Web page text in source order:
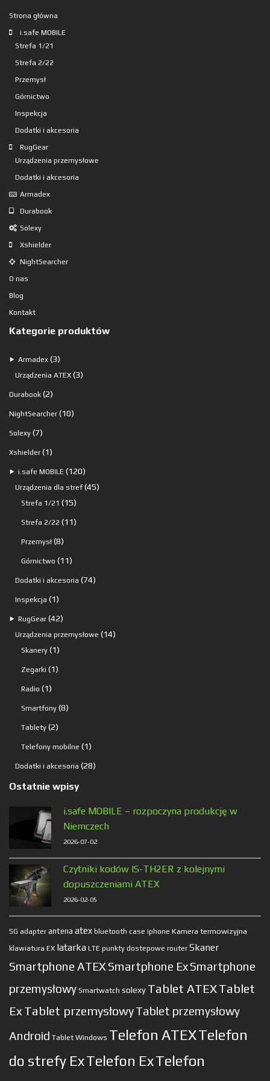
Strona główna
i.safe MOBILE
Strefa 1/21
Strefa 2/22
Przemysł
Górnictwo
Inspekcja
Dodatki i akcesoria
RugGear
Urządzenia przemysłowe
Dodatki i akcesoria
Armadex
Durabook
Solexy
Xshielder
NightSearcher
O nas
Blog
Kontakt
Kategorie produktów
⯈ Armadex 33
produkty
Urządzenia ATEX 33
Durabook 22
produkty
NightSearcher 1010
Solexy 77
produktów
Xshielder 11
produkt
⯈ i.safe MOBILE 120120
produktów
Urządzenia dla stref 4545
Strefa 1/21 1515
produktów
Strefa 2/22 1111
Przemysł 88
produktów
Górnictwo 1111
produktów
Dodatki i akcesoria 7474
Inspekcja 11
produkt
⯈ RugGear 4242
produkty
Urządzenia przemysłowe 1414
Skanery 11
produkt
Zegarki 11
Radio 11
produkt
Smartfony 88
Tablety 22
produkty
Telefony mobilne 11
produkt
Dodatki i akcesoria 2828
Ostatnie wpisy
i.safe MOBILE – rozpoczyna produkcję w
Niemczech
2026-07-02
Czytniki kodów IS-TH2ER z kolejnymi
dopuszczeniami ATEX
2026-02-05
5G adapter antena atex bluetooth case iphone Kamera termowizyjna
klawiatura EX latarka LTE punkty dostepowe router Skaner
Smartphone ATEX Smartphone ExSmartphone
przemysłowy Smartwatch solexy Tablet ATEXTablet
Ex Tablet przemysłowyTablet przemysłowy
Android Tablet Windows Telefon ATEXTelefon
do strefy ExTelefon ExTelefon